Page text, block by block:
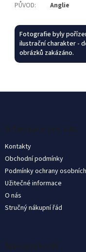
PŮVOD: Anglie
Fotografie byly
ilustrační charakter -
obrázků zakázáno.
Informace pro vás
Kontakty
Obchodní podmínky
Podmínky ochrany
Užitečné informace
O nás
Stručný nákupní řád
Nákupní košík